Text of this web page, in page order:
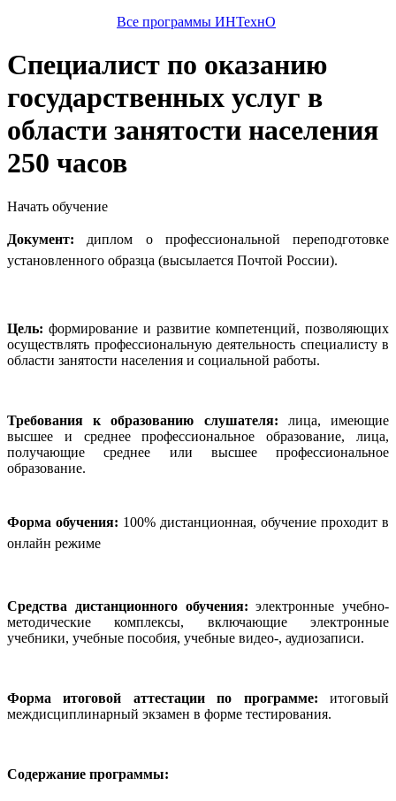
Все программы ИНТехнО
Специалист по оказанию
государственных услуг в
области занятости населения
250 часов
Начать обучение
Документ: диплом о профессиональной переподготовке
установленного образца (высылается Почтой России).
Цель: формирование и развитие компетенций, позволяющих
осуществлять профессиональную деятельность специалисту в
области занятости населения и социальной работы.
Требования к образованию слушателя: лица, имеющие
высшее и среднее профессиональное образование, лица,
получающие среднее или высшее профессиональное
образование.
Форма обучения: 100% дистанционная, обучение проходит в
онлайн режиме
Средства дистанционного обучения: электронные учебно-
методические комплексы, включающие электронные
учебники, учебные пособия, учебные видео-, аудиозаписи.
Форма итоговой аттестации по программе: итоговый
междисциплинарный экзамен в форме тестирования.
Содержание программы: